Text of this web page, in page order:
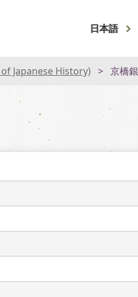
日本語
Japanese History) 京橋